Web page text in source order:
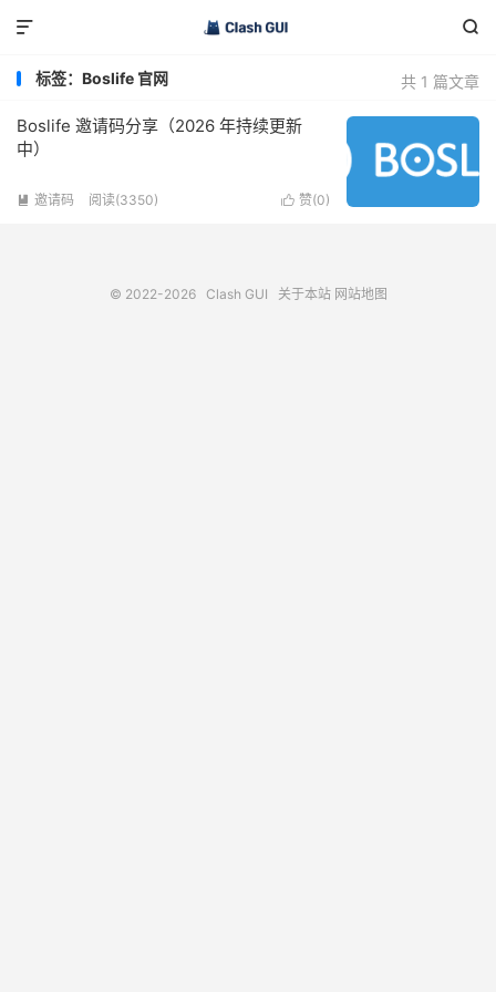


共 1 篇文章
标签：Boslife 官网
Boslife 邀请码分享（2026 年持续更新
中）
 赞(0)
 邀请码 阅读(3350)
© 2022-2026 Clash GUI 关于本站 网站地图